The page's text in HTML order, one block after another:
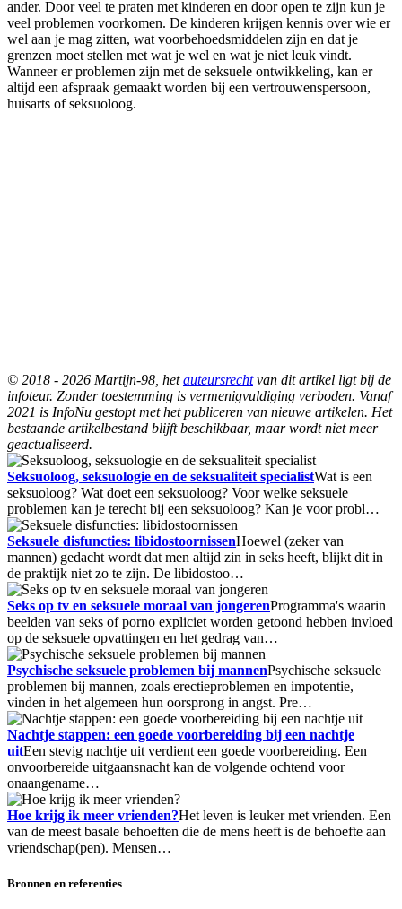
ander. Door veel te praten met kinderen en door open te zijn kun je
veel problemen voorkomen. De kinderen krijgen kennis over wie er
wel aan je mag zitten, wat voorbehoedsmiddelen zijn en dat je
grenzen moet stellen met wat je wel en wat je niet leuk vindt.
Wanneer er problemen zijn met de seksuele ontwikkeling, kan er
altijd een afspraak gemaakt worden bij een vertrouwenspersoon,
huisarts of seksuoloog.
© 2018 - 2026 Martijn-98, hetauteursrechtvan dit artikel ligt bij de
infoteur. Zonder toestemming is vermenigvuldiging verboden. Vanaf
2021 is InfoNu gestopt met het publiceren van nieuwe artikelen. Het
bestaande artikelbestand blijft beschikbaar, maar wordt niet meer
geactualiseerd.
Seksuoloog, seksuologie en de seksualiteit specialistWat is een
seksuoloog? Wat doet een seksuoloog? Voor welke seksuele
problemen kan je terecht bij een seksuoloog? Kan je voor probl…
Seksuele disfuncties: libidostoornissenHoewel (zeker van
mannen) gedacht wordt dat men altijd zin in seks heeft, blijkt dit in
de praktijk niet zo te zijn. De libidostoo…
Seks op tv en seksuele moraal van jongerenProgramma's waarin
beelden van seks of porno expliciet worden getoond hebben invloed
op de seksuele opvattingen en het gedrag van…
Psychische seksuele problemen bij mannenPsychische seksuele
problemen bij mannen, zoals erectieproblemen en impotentie,
vinden in het algemeen hun oorsprong in angst. Pre…
Nachtje stappen: een goede voorbereiding bij een nachtje
uitEen stevig nachtje uit verdient een goede voorbereiding. Een
onvoorbereide uitgaansnacht kan de volgende ochtend voor
onaangename…
Hoe krijg ik meer vrienden?Het leven is leuker met vrienden. Een
van de meest basale behoeften die de mens heeft is de behoefte aan
vriendschap(pen). Mensen…
Bronnen en referenties